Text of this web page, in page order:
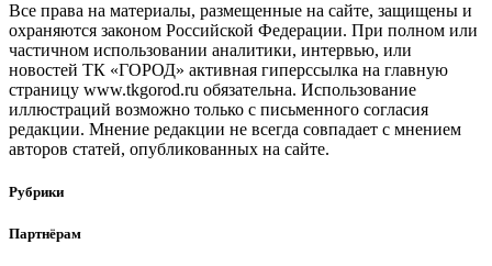
Все права на материалы, размещенные на сайте, защищены и
охраняются законом Российской Федерации. При полном или
частичном использовании аналитики, интервью, или
новостей ТК «ГОРОД» активная гиперссылка на главную
страницу www.tkgorod.ru обязательна. Использование
иллюстраций возможно только с письменного согласия
редакции. Мнение редакции не всегда совпадает с мнением
авторов статей, опубликованных на сайте.
Рубрики
Партнёрам